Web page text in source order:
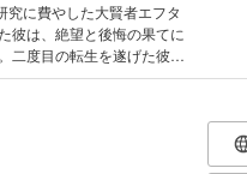
に費やした大賢者エフタ
彼は、絶望と後悔の果てに
まれ変わり、再び魔導の頂
明は衰退し、彼の魔法の
の
爽快学院ファンタジー、